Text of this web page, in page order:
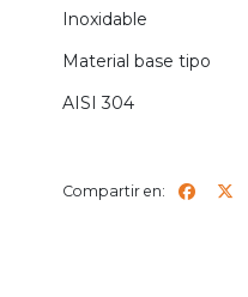
Inoxidable
Material base tipo
AISI 304
Compartir en: